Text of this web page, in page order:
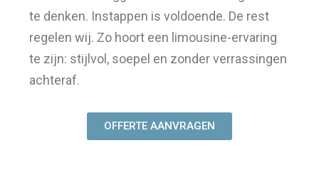
te denken. Instappen is voldoende. De rest
regelen wij. Zo hoort een limousine-ervaring
te zijn: stijlvol, soepel en zonder verrassingen
achteraf.
OFFERTE AANVRAGEN